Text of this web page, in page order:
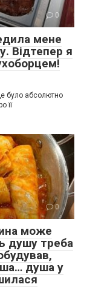
0
мене
Відтепер я
було абсолютно
її
0
може
душу треба
душа у